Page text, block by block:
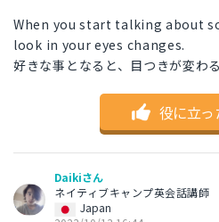
When you start talking about
look in your eyes changes.
好きな事となると、目つきが変わる
役に立っ
Daikiさん
ネイティブキャンプ英会話講師
Japan